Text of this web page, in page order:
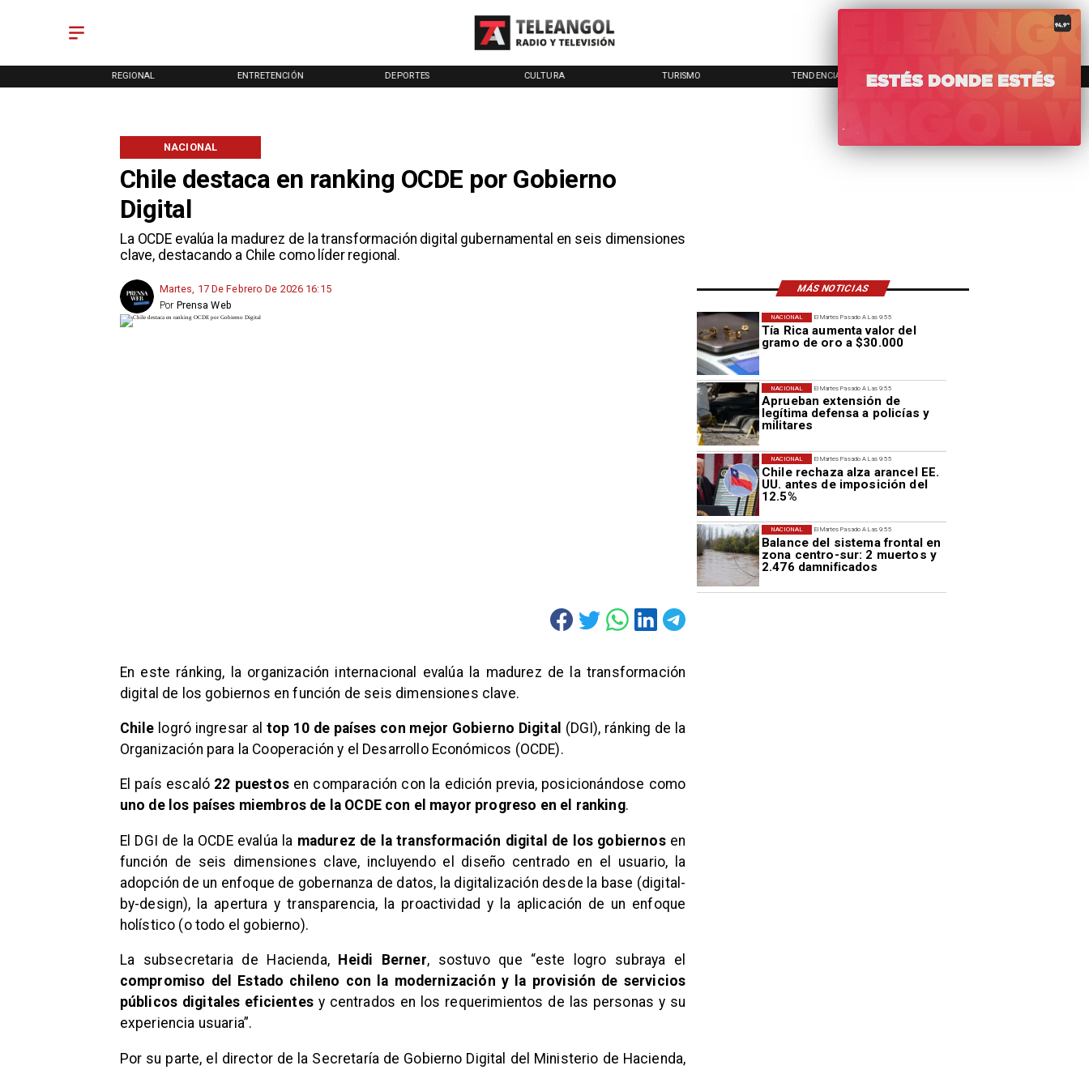
REGIONAL ENTRETENCIÓN DEPORTES CULTURA TURISMO TENDENCIAS EVENTOS
Chile destaca en ranking OCDE por Gobierno
Digital
La OCDE evalúa la madurez de la transformación digital gubernamental en seis dimensiones
clave, destacando a Chile como líder regional.
NACIONAL
MÁS NOTICIAS
Martes, 17 De Febrero De 2026 16:15
Prensa Web
Por
El Martes Pasado A Las 9:55
Tía Rica aumenta valor del
gramo de oro a $30.000
NACIONAL
El Martes Pasado A Las 9:55
Aprueban extensión de
legítima defensa a policías y
militares
NACIONAL
El Martes Pasado A Las 9:55
Chile rechaza alza arancel EE.
UU. antes de imposición del
12.5%
NACIONAL
El Martes Pasado A Las 9:55
Balance del sistema frontal en
zona centro-sur: 2 muertos y
2.476 damnificados
NACIONAL
En este ránking, la organización internacional evalúa la madurez de la transformación
digital de los gobiernos en función de seis dimensiones clave.
Chile logró ingresar al top 10 de países con mejor Gobierno Digital (DGI), ránking de la
Organización para la Cooperación y el Desarrollo Económicos (OCDE).
El país escaló 22 puestosen comparación con la edición previa, posicionándose como
uno de los países miembros de la OCDE con el mayor progreso en el ranking.
El DGI de la OCDE evalúa la madurez de la transformación digital de los gobiernosen
función de seis dimensiones clave, incluyendo el diseño centrado en el usuario, la
adopción de un enfoque de gobernanza de datos, la digitalización desde la base (digital-
by-design), la apertura y transparencia, la proactividad y la aplicación de un enfoque
holístico (o todo el gobierno).
La subsecretaria de Hacienda, Heidi Berner, sostuvo que “este logro subraya el
compromiso del Estado chileno con la modernización y la provisión de servicios
públicos digitales eficientesy centrados en los requerimientos de las personas y su
experiencia usuaria”.
Por su parte, el director de la Secretaría de Gobierno Digital del Ministerio de Hacienda,